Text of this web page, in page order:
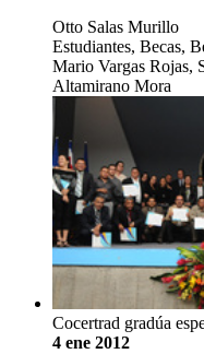
Otto Salas Murillo
Estudiantes, Becas,
Mario Vargas Rojas,
Altamirano Mora
Cocertrad gradúa
4 ene 2012